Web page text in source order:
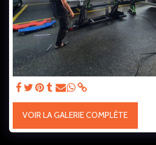
VOIR LA GALERIE COMPLÈTE